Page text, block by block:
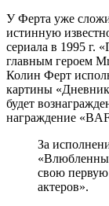
У Ферта уже
истинную
сериала в 1995 г.
главным героем
Колин Ферт
картины
будет
награждение
За
свою
актеров».